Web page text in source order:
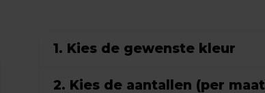
1. Kies de gewenste kleur
2. Kies de aantallen (per